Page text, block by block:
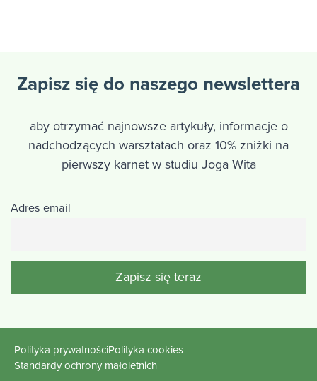
Zapisz się do naszego newslettera
aby otrzymać najnowsze artykuły, informacje o
nadchodzących warsztatach oraz 10% zniżki na
pierwszy karnet w studiu Joga Wita
Adres email
Polityka prywatnościPolityka cookies
Standardy ochrony małoletnich